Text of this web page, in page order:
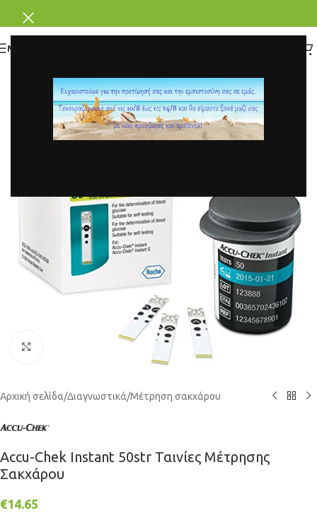
ΜΕΝΟΥ
Αρχική σελίδα/Διαγνωστικά/Μέτρηση σακχάρου
Accu-Chek Instant 50str Ταινίες Μέτρησης
Σακχάρου
€14.65